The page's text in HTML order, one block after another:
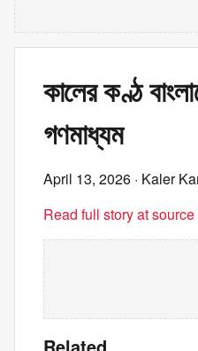
কালের কণ্ঠ
গণমাধ্যম
April 13, 2026 · Kaler
Read full story at source